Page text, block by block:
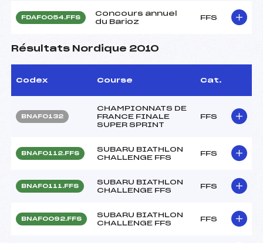
FDAF0054.FFS
Concours annuel
du Barioz
FFS
Résultats Nordique 2010
Codex Course Cat.
BNAF0132
CHAMPIONNATS DE
FRANCE FINALE
SUPER SPRINT
FFS
BNAF0112.FFS
SUBARU BIATHLON
CHALLENGE FFS
FFS
BNAF0111.FFS
SUBARU BIATHLON
CHALLENGE FFS
FFS
BNAF0092.FFS
SUBARU BIATHLON
CHALLENGE FFS
FFS